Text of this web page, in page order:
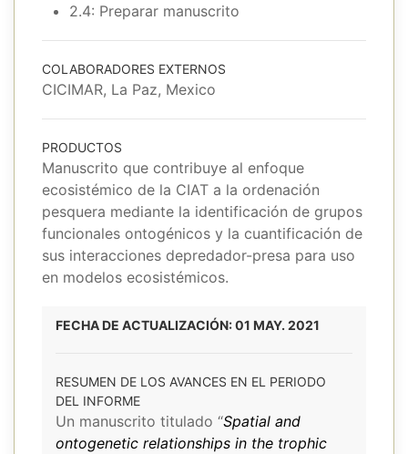
2.4: Preparar manuscrito
COLABORADORES EXTERNOS
CICIMAR, La Paz, Mexico
PRODUCTOS
Manuscrito que contribuye al enfoque
ecosistémico de la CIAT a la ordenación
pesquera mediante la identificación de grupos
funcionales ontogénicos y la cuantificación de
sus interacciones depredador-presa para uso
en modelos ecosistémicos.
FECHA DE ACTUALIZACIÓN: 01 MAY. 2021
RESUMEN DE LOS AVANCES EN EL PERIODO
DEL INFORME
Un manuscrito titulado “Spatial and
ontogenetic relationships in the trophic